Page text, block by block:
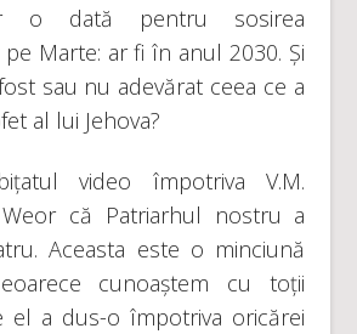
o dată pentru sosirea
Marte: ar fi în anul 2030. Și
sau nu adevărat ceea ce a
al lui Jehova?
video împotriva V.M.
că Patriarhul nostru a
Aceasta este o minciună
cunoaștem cu toții
el a dus-o ​​împotriva oricărei